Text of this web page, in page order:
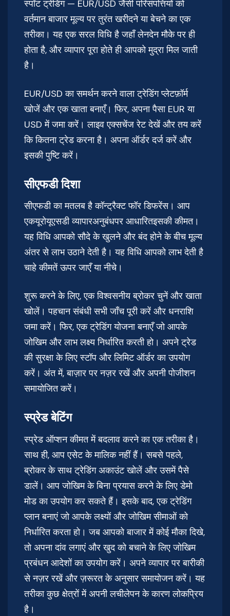
स्पॉट ट्रेडिंग — EUR/USD जैसी परिसंपत्तियों को
वर्तमान बाजार मूल्य पर तुरंत खरीदने या बेचने का एक
तरीका। यह एक सरल विधि है जहाँ लेनदेन मौके पर ही
होता है, और व्यापार पूरा होते ही आपको मुद्रा मिल जाती
है।
EUR/USD का समर्थन करने वाला ट्रेडिंग प्लेटफ़ॉर्म
खोजें और एक खाता बनाएँ। फिर, अपना पैसा EUR या
USD में जमा करें। लाइव एक्सचेंज रेट देखें और तय करें
कि कितना ट्रेड करना है। अपना ऑर्डर दर्ज करें और
इसकी पुष्टि करें।
सीएफडी दिशा
सीएफडी का मतलब है कॉन्ट्रैक्ट फॉर डिफरेंस। आप
एकयूरोयूएसडी व्यापारअनुबंधपर आधारितइसकी कीमत।
यह विधि आपको सौदे के खुलने और बंद होने के बीच मूल्य
अंतर से लाभ उठाने देती है। यह विधि आपको लाभ देती है
चाहे कीमतें ऊपर जाएँ या नीचे।
शुरू करने के लिए, एक विश्वसनीय ब्रोकर चुनें और खाता
खोलें। पहचान संबंधी सभी जाँच पूरी करें और धनराशि
जमा करें। फिर, एक ट्रेडिंग योजना बनाएँ जो आपके
जोखिम और लाभ लक्ष्य निर्धारित करती हो। अपने ट्रेड
की सुरक्षा के लिए स्टॉप और लिमिट ऑर्डर का उपयोग
करें। अंत में, बाज़ार पर नज़र रखें और अपनी पोजीशन
समायोजित करें।
स्प्रेड बेटिंग
स्प्रेड ऑप्शन कीमत में बदलाव करने का एक तरीका है।
साथ ही, आप एसेट के मालिक नहीं हैं। सबसे पहले,
ब्रोकर के साथ ट्रेडिंग अकाउंट खोलें और उसमें पैसे
डालें। आप जोखिम के बिना प्रयास करने के लिए डेमो
मोड का उपयोग कर सकते हैं। इसके बाद, एक ट्रेडिंग
प्लान बनाएं जो आपके लक्ष्यों और जोखिम सीमाओं को
निर्धारित करता हो। जब आपको बाजार में कोई मौका दिखे,
तो अपना दांव लगाएं और खुद को बचाने के लिए जोखिम
प्रबंधन आदेशों का उपयोग करें। अपने व्यापार पर बारीकी
से नज़र रखें और ज़रूरत के अनुसार समायोजन करें। यह
तरीका कुछ क्षेत्रों में अपनी लचीलेपन के कारण लोकप्रिय
है।